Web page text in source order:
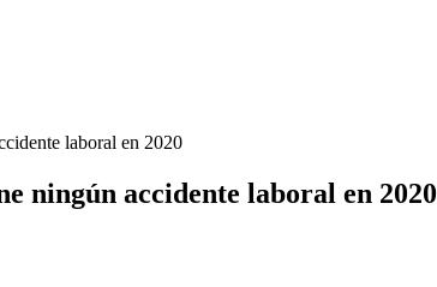
laboral en 2020
ningún accidente laboral en 2020